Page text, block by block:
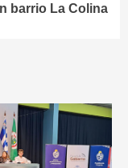
barrio La Colina